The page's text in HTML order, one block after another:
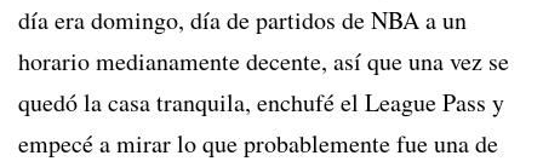
día era domingo, día de partidos de NBA a un
horario medianamente decente, así que una vez se
quedó la casa tranquila, enchufé el League Pass y
empecé a mirar lo que probablemente fue una de